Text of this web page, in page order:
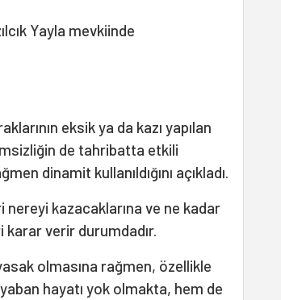
Yayla mevkiinde
eksik ya da kazı yapılan
de tahribatta etkili
dinamit kullanıldığını açıkladı.
kazacaklarına ve ne kadar
karar verir durumdadır.
olmasına rağmen, özellikle
hayatı yok olmakta, hem de